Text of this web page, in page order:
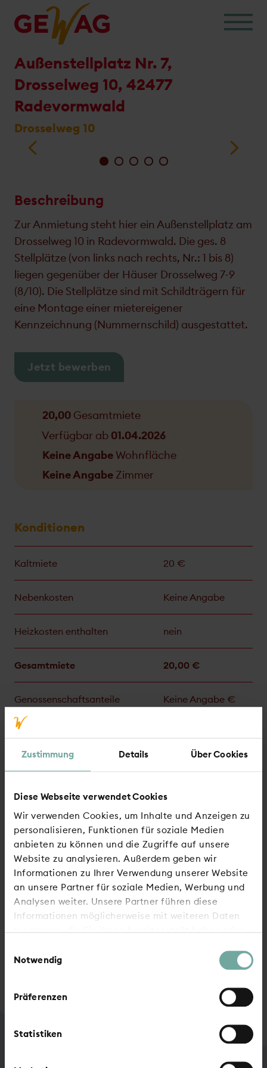
Zustimmung Details Über Cookies
Diese Webseite verwendet Cookies
Wir verwenden Cookies, um Inhalte und Anzeigen zu
personalisieren, Funktionen für soziale Medien
anbieten zu können und die Zugriffe auf unsere
Website zu analysieren. Außerdem geben wir
Informationen zu Ihrer Verwendung unserer Website
an unsere Partner für soziale Medien, Werbung und
Analysen weiter. Unsere Partner führen diese
Informationen möglicherweise mit weiteren Daten
zusammen, die Sie ihnen bereitgestellt haben oder
gesammelt haben.
Notwendig
Präferenzen
Statistiken
content
Außenstellplatz Nr. 7,
Drosselweg 10, 42477
Radevormwald
Drosselweg 10
Beschreibung
Zur Anmietung steht hier ein Außenstellplatz am
Drosselweg 10 in Radevormwald. Die ges. 8
Stellplätze (von links nach rechts, Nr.: 1 bis 8)
liegen gegenüber der Häuser Drosselweg 7-9
(8/10). Die Stellplätze sind mit Schildträgern für
eine Montage einer mietereigener
Kennzeichnung (Nummernschild) ausgestattet.
Jetzt bewerben
20,00 Gesamtmiete
Verfügbar ab 01.04.2026
Keine AngabeWohnfläche
Keine Angabe Zimmer
Konditionen
Kaltmiete 20 €
Nebenkosten Keine Angabe
Heizkosten enthalten nein
Gesamtmiete 20,00 €
Genossen­schafts­anteile Keine Angabe €
Wohn­berechti­gungs­schein
Keine Angabe
Energieausweistyp Keine Angabe
Energieverbrauchswert Keine Angabe